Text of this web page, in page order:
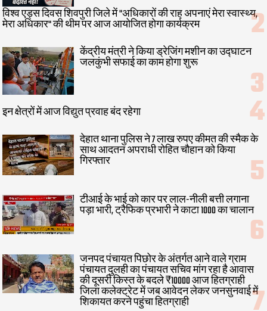
विश्व एड्स दिवस शिवपुरी जिले में "अधिकारों की राह अपनाएं मेरा स्वास्थ्य,
मेरा अधिकार" की थीम पर आज आयोजित होगा कार्यक्रम
केंद्रीय मंत्री ने किया ड्रेजिंग मशीन का उद्घाटन
जलकुंभी सफाई का काम होगा शुरू
इन क्षेत्रों में आज विद्युत प्रवाह बंद रहेगा
देहात थाना पुलिस ने 7 लाख रुपए कीमत की स्मैक के
साथ आदतन अपराधी रोहित चौहान को किया
गिरफ्तार
टीआई के भाई को कार पर लाल-नीली बत्ती लगाना
पड़ा भारी, ट्रैफिक प्रभारी ने काटा 1000 का चालान
जनपद पंचायत पिछोर के अंतर्गत आने वाले ग्राम
पंचायत दुलही का पंचायत सचिव मांग रहा है आवास
की दूसरी किस्त के बदले ₹10000 आज हितग्राही
जिला कलेक्ट्रेट में जब आवेदन लेकर जनसुनवाई में
शिकायत करने पहुंचा हितग्राही